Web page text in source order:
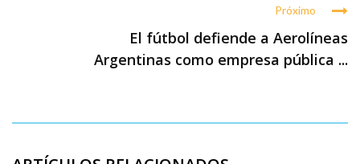
Próximo
El fútbol defiende a Aerolíneas
Argentinas como empresa pública ...